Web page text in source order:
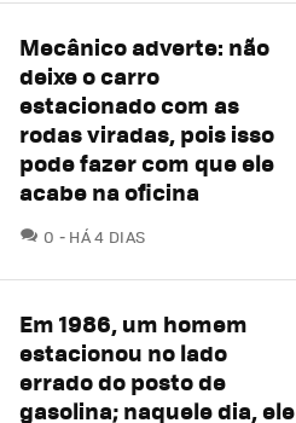
Mecânico adverte: não
deixe o carro
estacionado com as
rodas viradas, pois isso
pode fazer com que ele
acabe na oficina
0 COMENTÁRIOS
HÁ 4 DIAS
Em 1986, um homem
estacionou no lado
errado do posto de
gasolina; naquele dia, ele